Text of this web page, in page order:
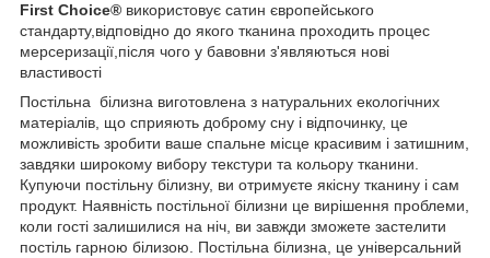
First Choice® використовує сатин європейського
стандарту,відповідно до якого тканина проходить процес
мерсеризації,після чого у бавовни з'являються нові
властивості
Постільна білизна виготовлена з натуральних екологічних
матеріалів, що сприяють доброму сну і відпочинку, це
можливість зробити ваше спальне місце красивим і затишним,
завдяки широкому вибору текстури та кольору тканини.
Купуючи постільну білизну, ви отримуєте якісну тканину і сам
продукт. Наявність постільної білизни це вирішення проблеми,
коли гості залишилися на ніч, ви завжди зможете застелити
постіль гарною білизою. Постільна білизна, це універсальний